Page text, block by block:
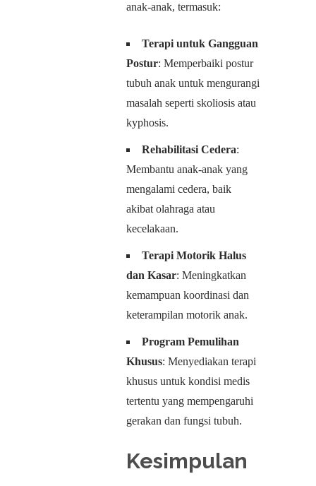
anak-anak, termasuk:
Terapi untuk Gangguan
Postur: Memperbaiki postur
tubuh anak untuk mengurangi
masalah seperti skoliosis atau
kyphosis.
Rehabilitasi Cedera:
Membantu anak-anak yang
mengalami cedera, baik
akibat olahraga atau
kecelakaan.
Terapi Motorik Halus
dan Kasar: Meningkatkan
kemampuan koordinasi dan
keterampilan motorik anak.
Program Pemulihan
Khusus: Menyediakan terapi
khusus untuk kondisi medis
tertentu yang mempengaruhi
gerakan dan fungsi tubuh.
Kesimpulan